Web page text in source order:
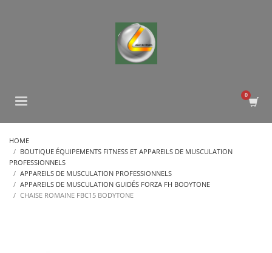
HOME
BOUTIQUE ÉQUIPEMENTS FITNESS ET APPAREILS DE MUSCULATION
PROFESSIONNELS
APPAREILS DE MUSCULATION PROFESSIONNELS
APPAREILS DE MUSCULATION GUIDÉS FORZA FH BODYTONE
CHAISE ROMAINE FBC15 BODYTONE